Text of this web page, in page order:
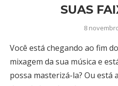
SUAS
8
Você está chegando ao fim
mixagem da sua música e
possa masterizá-la? Ou está